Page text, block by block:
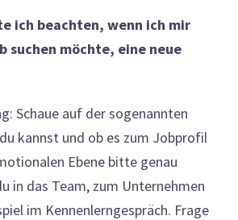
ich beachten, wenn ich mir
suchen möchte, eine neue
Schaue auf der sogenannten
kannst und ob es zum Jobprofil
Ebene bitte genau
in das Team, zum Unternehmen
im Kennenlerngespräch. Frage